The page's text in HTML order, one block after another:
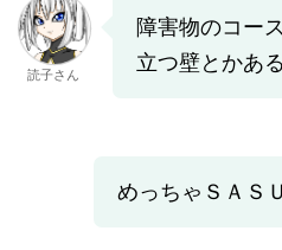
読子さん
障害物のコー
立つ壁とかあ
めっちゃＳＡＳ